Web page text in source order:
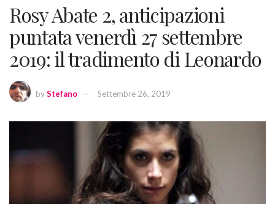
Rosy Abate 2, anticipazioni
puntata venerdì 27 settembre
2019: il tradimento di Leonardo
byStefano Settembre 26, 2019